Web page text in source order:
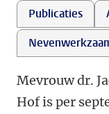
Publicaties
Mevrouw dr.
Hof is per